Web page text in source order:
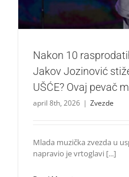
Nakon 10
Jakov Jozinović
UŠĆE? Ovaj pevač
april 8th, 2026 | Zvezde
Mlada muzička zvezda u
napravio je vrtoglavi [...]